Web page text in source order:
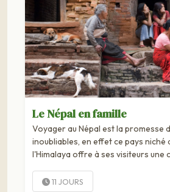
Le Népal en famille
Voyager au Népal est la promesse
inoubliables, en effet ce pays niché
l'Himalaya offre à ses visiteurs une
amoureux de ce pays aux
11 JOURS